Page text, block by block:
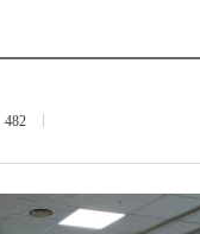
482